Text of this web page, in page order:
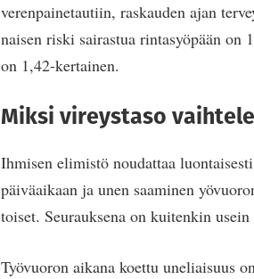
verenpainetautiin, raskauden ajan
naisen riski sairastua rintasyöpään on
on 1,42-kertainen.
Miksi vireystaso
Ihmisen elimistö noudattaa
päiväaikaan ja unen saaminen
toiset. Seurauksena on kuitenkin
Työvuoron aikana koettu uneliaisuus